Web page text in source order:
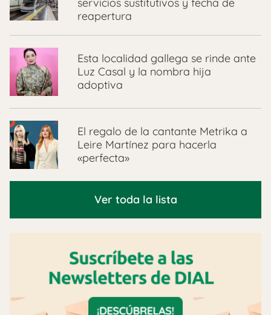
reapertura
Esta localidad gallega se rinde ante
Luz Casal y la nombra hija
adoptiva
El regalo de la cantante Metrika a
Leire Martínez para hacerla
«perfecta»
Ver toda la lista